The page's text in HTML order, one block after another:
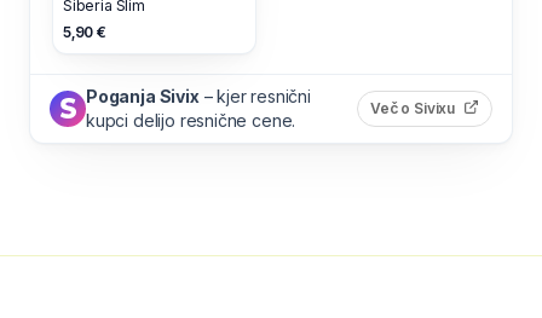
Siberia Slim
5,90 €
Poganja Sivix – kjer resnični
kupci delijo resnične cene.
Več o Sivixu (odpre